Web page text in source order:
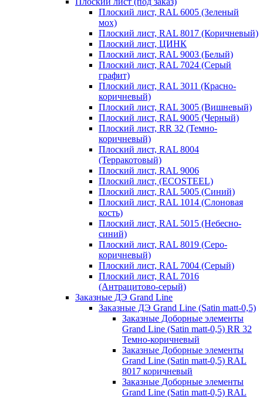
Плоский лист, RAL 6005 (Зеленый
мох)
Плоский лист, RAL 8017 (Коричневый)
Плоский лист, ЦИНК
Плоский лист, RAL 9003 (Белый)
Плоский лист, RAL 7024 (Серый
графит)
Плоский лист, RAL 3011 (Красно-
коричневый)
Плоский лист, RAL 3005 (Вишневый)
Плоский лист, RAL 9005 (Черный)
Плоский лист, RR 32 (Темно-
коричневый)
Плоский лист, RAL 8004
(Терракотовый)
Плоский лист, RAL 9006
Плоский лист, (ECOSTEEL)
Плоский лист, RAL 5005 (Синий)
Плоский лист, RAL 1014 (Слоновая
кость)
Плоский лист, RAL 5015 (Небесно-
синий)
Плоский лист, RAL 8019 (Серо-
коричневый)
Плоский лист, RAL 7004 (Серый)
Плоский лист, RAL 7016
(Антрацитово-серый)
Заказные ДЭ Grand Line
Заказные ДЭ Grand Line (Satin matt-0,5)
Заказные Доборные элементы
Grand Line (Satin matt-0,5) RR 32
Темно-коричневый
Заказные Доборные элементы
Grand Line (Satin matt-0,5) RAL
8017 коричневый
Заказные Доборные элементы
Grand Line (Satin matt-0,5) RAL